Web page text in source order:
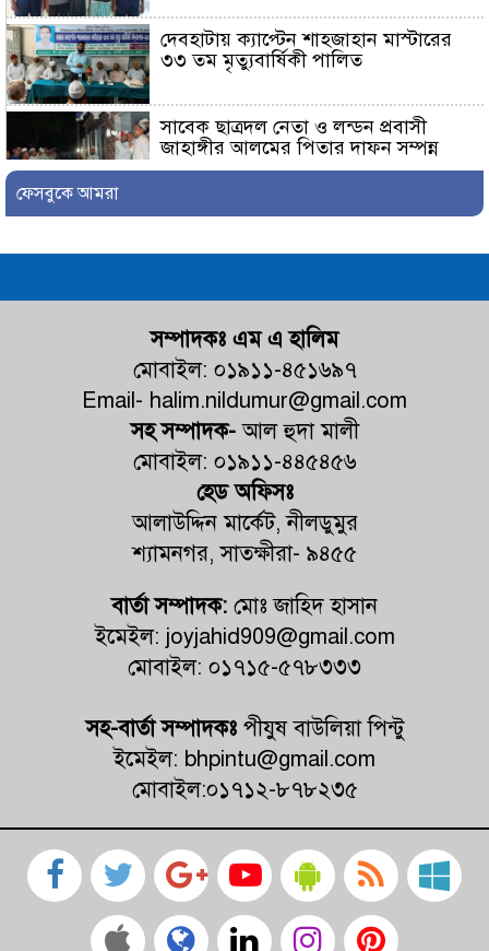
দেবহাটায় ক্যাপ্টেন শাহজাহান মাস্টারের
৩৩ তম মৃত্যুবার্ষিকী পালিত
সাবেক ছাত্রদল নেতা ও লন্ডন প্রবাসী
জাহাঙ্গীর আলমের পিতার দাফন সম্পন্ন
শ্যামনগরে ফেসবুকে ছড়ানো ভিডিওকে
মল্লিকের সংবাদ সম্মেলন
কারণে রোগীর মৃ+ত্যুর অভিযোগ,
ঘটনাস্থলে পুলিশ
কালিগঞ্জের পল্লীতে পৈতৃক ভিটা থেকে
সন্তান উচ্ছেদের পায়তারার প্রতিবাদে
মানববন্ধন
ভোট আসে জনপ্রতিনিধি হয়, কিন্তু
মহেশ্বরপুরের কোন উন্নয়ন হয়না
কালিগঞ্জ কুশুলিয়া উচ্চ মাধ্যমিক
বিদ্যালয়ের কমিটির অভিষেক অনুষ্ঠিত
কালিগঞ্জে ট্রাকচাপায় শিশুর মর্মান্তিক মৃত্যু,
ফেসবুকে আমরা
সম্পাদকঃ এম এ হালিম
মোবাইল: ০১৯১১-৪৫১৬৯৭
Email- halim.nildumur@gmail.com
সহ সম্পাদক-আল হুদা মালী
মোবাইল: ০১৯১১-৪৪৫৪৫৬
হেড অফিসঃ
আলাউদ্দিন মার্কেট, নীলডুমুর
শ্যামনগর, সাতক্ষীরা- ৯৪৫৫
বার্তা সম্পাদক: মোঃ জাহিদ হাসান
ইমেইল: joyjahid909@gmail.com
মোবাইল: ০১৭১৫-৫৭৮৩৩৩
সহ-বার্তা সম্পাদকঃপীযুষ বাউলিয়া পিন্টু
ইমেইল: bhpintu@gmail.com
মোবাইল:০১৭১২-৮৭৮২৩৫